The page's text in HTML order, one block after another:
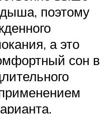
поэтому
а это
сон в